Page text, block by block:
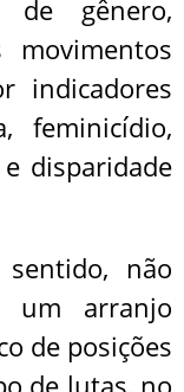
de gênero,
movimentos
indicadores
feminicídio,
disparidade
não
um arranjo
de posições
de lutas, no